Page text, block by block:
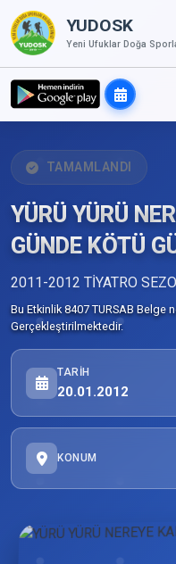
YUDOSK
Yeni Ufuklar Doğa
TAMAMLANDI
YÜRÜ YÜRÜ
GÜNDE KÖTÜ
2011-2012 TİYATRO
Bu Etkinlik 8407 TURSAB Belge
Gerçekleştirilmektedir.
TARIH
20.01.2012
KONUM